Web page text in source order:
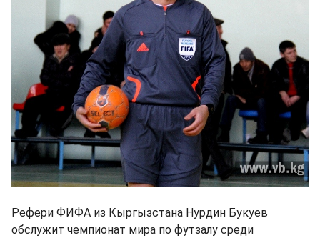
Рефери ФИФА из Кыргызстана Нурдин Букуев
обслужит чемпионат мира по футзалу среди